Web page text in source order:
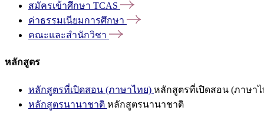
สมัครเข้าศึกษา TCAS
ค่าธรรมเนียมการศึกษา
คณะและสำนักวิชา
หลักสูตร
หลักสูตรที่เปิดสอน (ภาษาไทย) หลักสูตรที่เปิดสอน (ภาษาไ
หลักสูตรนานาชาติ หลักสูตรนานาชาติ